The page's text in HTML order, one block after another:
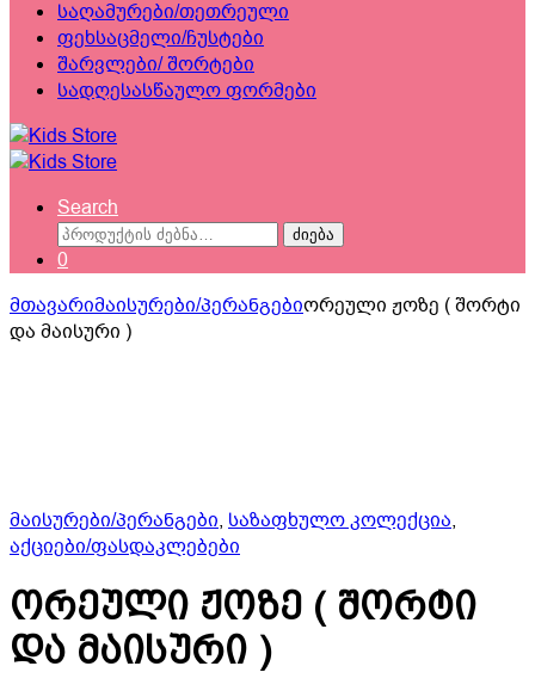
საღამურები/თეთრეული
ფეხსაცმელი/ჩუსტები
შარვლები/ შორტები
სადღესასწაულო ფორმები
Search
ძებნა:
ძიება
0
მთავარიმაისურები/პერანგებიორეული ჟოზე ( შორტი
და მაისური )
მაისურები/პერანგები, საზაფხულო კოლექცია,
აქციები/ფასდაკლებები
ორეული ჟოზე ( შორტი
და მაისური )